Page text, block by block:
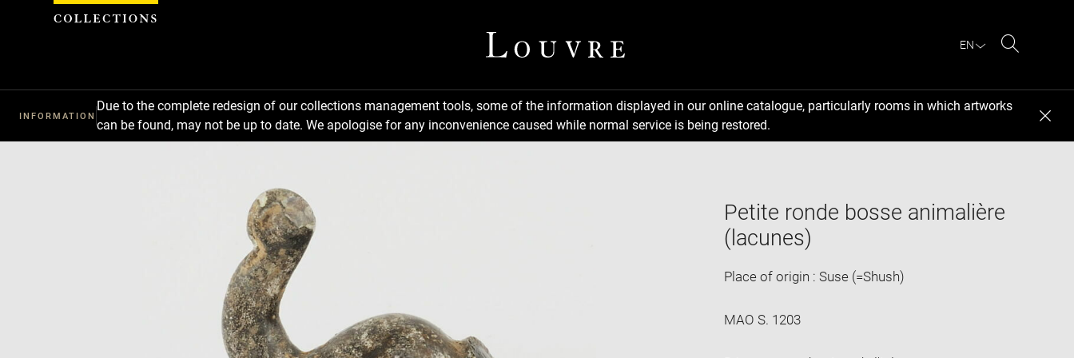
EN
INFORMATION
Due to the complete redesign of our collections management tools, some of the information displayed in our online catalogue, particularly rooms in which artworks
can be found, may not be up to date. We apologise for any inconvenience caused while normal service is being restored.
Petite ronde bosse animalière
(lacunes)
Place of origin : Suse (=Shush)
MAO S. 1203
Cookies management panel